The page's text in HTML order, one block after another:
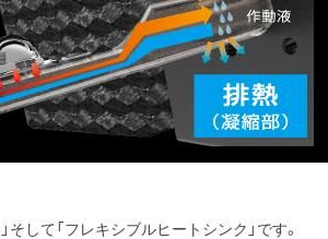
して「フレキシブルヒートシンク」です。